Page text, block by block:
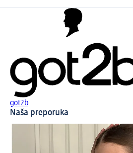
got2b
Naša preporuka